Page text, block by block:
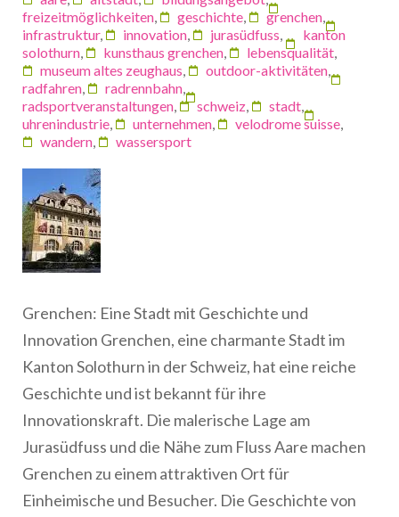
freizeitmöglichkeiten, geschichte, grenchen,
infrastruktur, innovation, jurasüdfuss,
kanton
solothurn, kunsthaus grenchen, lebensqualität,
museum altes zeughaus, outdoor-aktivitäten,
radfahren, radrennbahn,
radsportveranstaltungen, schweiz, stadt,
uhrenindustrie, unternehmen, velodrome suisse,
wandern, wassersport
Grenchen: Eine Stadt mit Geschichte und
Innovation Grenchen, eine charmante Stadt im
Kanton Solothurn in der Schweiz, hat eine reiche
Geschichte und ist bekannt für ihre
Innovationskraft. Die malerische Lage am
Jurasüdfuss und die Nähe zum Fluss Aare machen
Grenchen zu einem attraktiven Ort für
Einheimische und Besucher. Die Geschichte von